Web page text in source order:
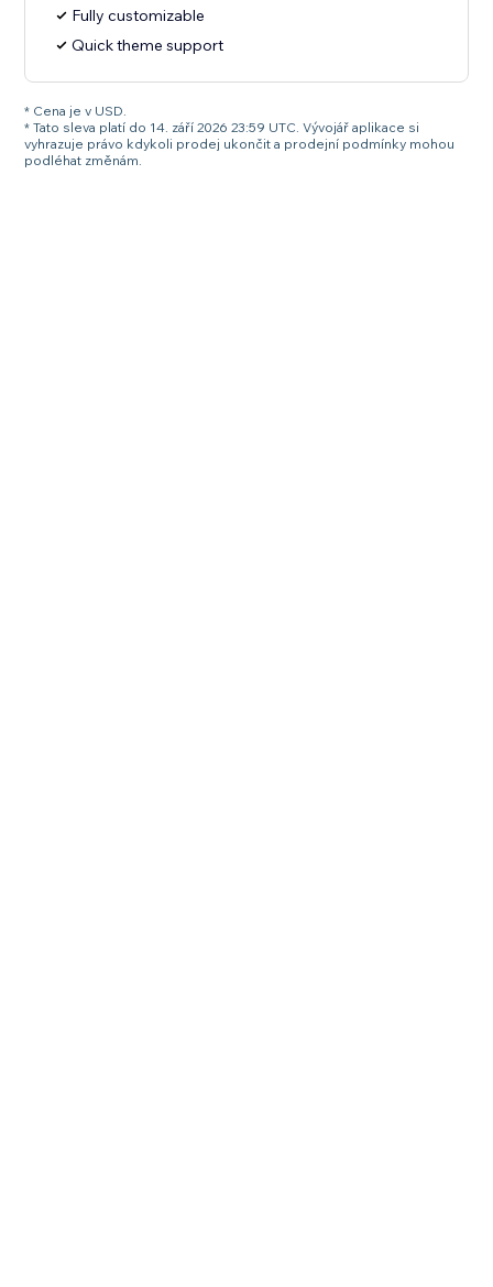
Fully customizable
Quick theme support
* Cena je v USD.
* Tato sleva platí do 14. září 2026 23:59 UTC. Vývojář aplikace si
vyhrazuje právo kdykoli prodej ukončit a prodejní podmínky mohou
podléhat změnám.